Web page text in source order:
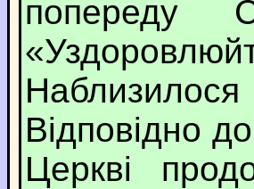
попереду
Відповідно
Церкві